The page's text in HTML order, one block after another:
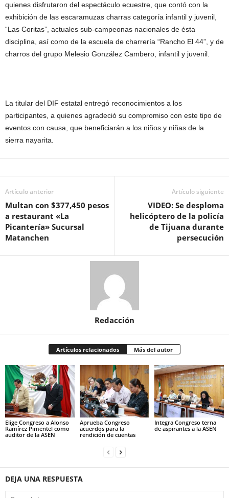
quienes disfrutaron del espectáculo ecuestre, que contó con la
exhibición de las escaramuzas charras categoría infantil y juvenil,
“Las Coritas”, actuales sub-campeonas nacionales de ésta
disciplina, así como de la escuela de charrería “Rancho El 44”, y de
charros del grupo Melesio González Cambero, infantil y juvenil.
La titular del DIF estatal entregó reconocimientos a los
participantes, a quienes agradeció su compromiso con este tipo de
eventos con causa, que beneficiarán a los niños y niñas de la
sierra nayarita.
Artículo anterior
Multan con $377,450 pesos
a restaurant «La
Picantería» Sucursal
Matanchen
Artículo siguiente
VIDEO: Se desploma
helicóptero de la policía
de Tijuana durante
persecución
Redacción
Artículos relacionados Más del autor
Elige Congreso a Alonso
Ramírez Pimentel como
auditor de la ASEN
Aprueba Congreso
acuerdos para la
rendición de cuentas
Integra Congreso terna
de aspirantes a la ASEN
DEJA UNA RESPUESTA